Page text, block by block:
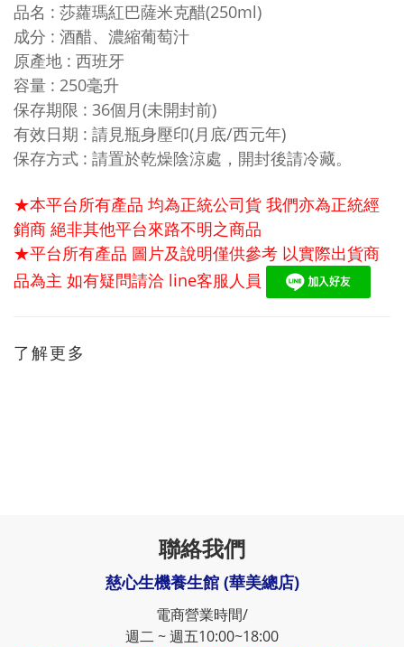
品名 : 莎蘿瑪紅巴薩米克醋(250ml)
成分 : 酒醋、濃縮葡萄汁
原產地 : 西班牙
容量 : 250毫升
保存期限 : 36個月(未開封前)
有效日期 : 請見瓶身壓印(月底/西元年)
保存方式 : 請置於乾燥陰涼處，開封後請冷藏。
★本平台所有產品 均為正統公司貨 我們亦為正統經
銷商 絕非其他平台來路不明之商品
★平台所有產品 圖片及說明僅供參考 以實際出貨商
品為主 如有疑問請洽 line客服人員
了解更多
聯絡我們
慈心生機養生館 (華美總店)
電商營業時間/
週二 ~ 週五10:00~18:00